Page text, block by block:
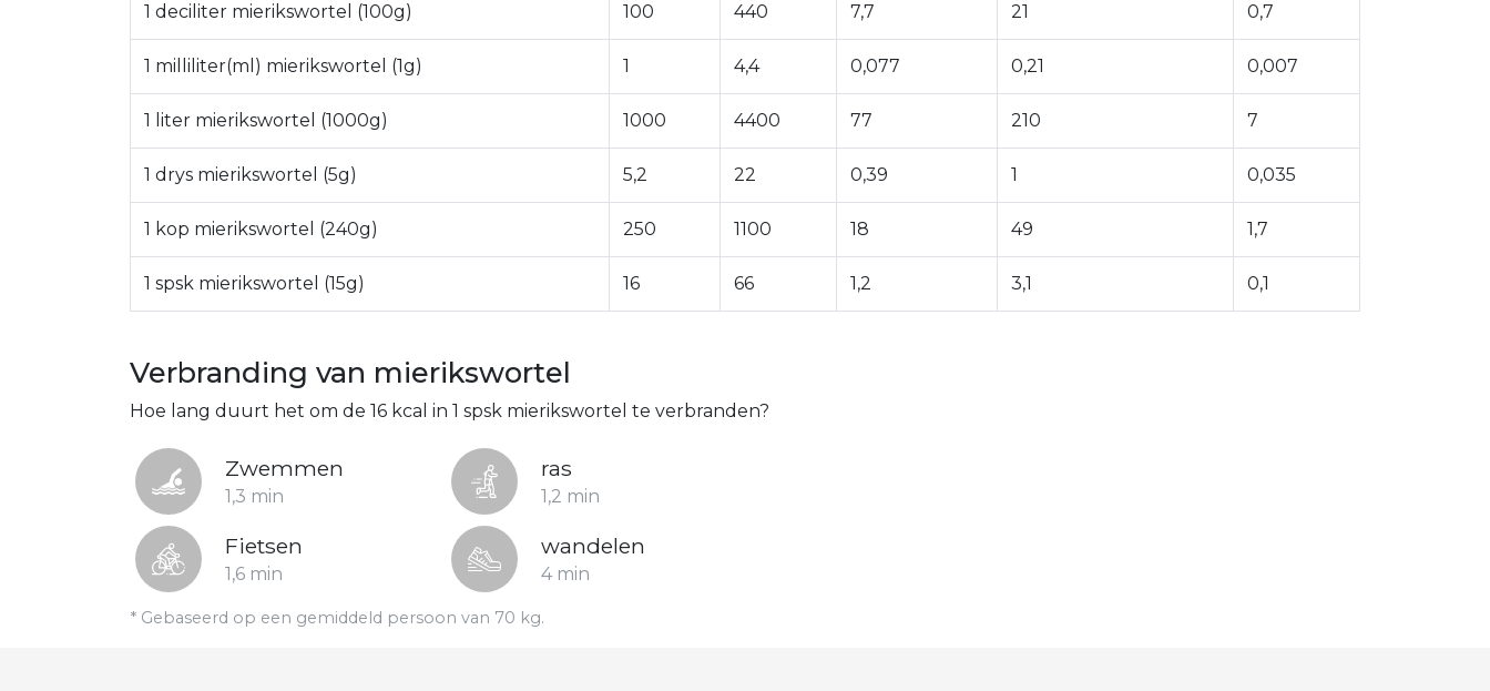
1 deciliter mierikswortel (100g) 100 440 7,7 21 0,7
1 milliliter(ml) mierikswortel (1g) 1 4,4 0,077 0,21 0,007
1 liter mierikswortel (1000g) 1000 4400 77 210 7
1 drys mierikswortel (5g) 5,2 22 0,39 1 0,035
1 kop mierikswortel (240g) 250 1100 18 49 1,7
1 spsk mierikswortel (15g) 16 66 1,2 3,1 0,1
Verbranding van mierikswortel
Hoe lang duurt het om de 16 kcal in 1 spsk mierikswortel te verbranden?
Zwemmen
1,3 min
ras
1,2 min
Fietsen
1,6 min
wandelen
4 min
* Gebaseerd op een gemiddeld persoon van 70 kg.